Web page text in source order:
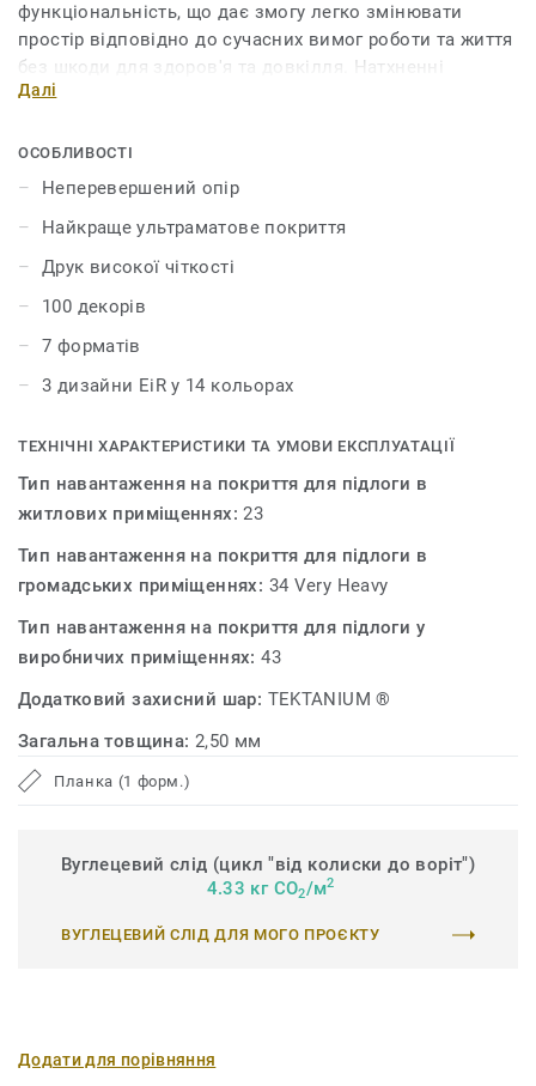
функціональність, що дає змогу легко змінювати
простір відповідно до сучасних вимог роботи та життя
без шкоди для здоров'я та довкілля. Натхненні
природою кольори та мотиви, доповнені
найкращі природні дизайни для створення
гармонійного інтер'єру. Колекція iD Inspiration HT 70
було розроблено для приміщень із високим трафіком.
Покриття витримує великі навантаження і вдавлення,
забезпечуючи максимальну стійкість як до статичних,
Далі
ОСОБЛИВОСТІ
Неперевершений опір
Найкраще ультраматове покриття
Друк високої чіткості
100 декорів
7 форматів
3 дизайни EiR у 14 кольорах
ТЕХНІЧНІ ХАРАКТЕРИСТИКИ ТА УМОВИ ЕКСПЛУАТАЦІЇ
Тип навантаження на покриття для підлоги в
житлових приміщеннях:23
Тип навантаження на покриття для підлоги в
громадських приміщеннях: 34 Very Heavy
Тип навантаження на покриття для підлоги у
виробничих приміщеннях:43
Додатковий захисний шар: TEKTANIUM ®
Загальна товщина: 2,50 мм
Планка (1 форм.)
Вуглецевий слід (цикл "від колиски до воріт")
4.33 кг CO2/м2
ВУГЛЕЦЕВИЙ СЛІД ДЛЯ МОГО ПРОЄКТУ
Додати для порівняння